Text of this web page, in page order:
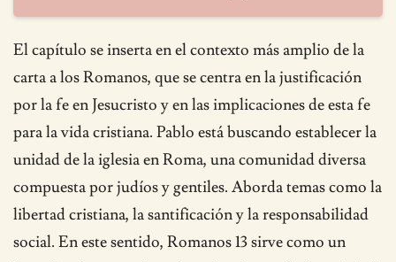
El capítulo se inserta en el contexto más amplio de la
carta a los Romanos, que se centra en la justificación
por la fe en Jesucristo y en las implicaciones de esta fe
para la vida cristiana. Pablo está buscando establecer la
unidad de la iglesia en Roma, una comunidad diversa
compuesta por judíos y gentiles. Aborda temas como la
libertad cristiana, la santificación y la responsabilidad
social. En este sentido, Romanos 13 sirve como un